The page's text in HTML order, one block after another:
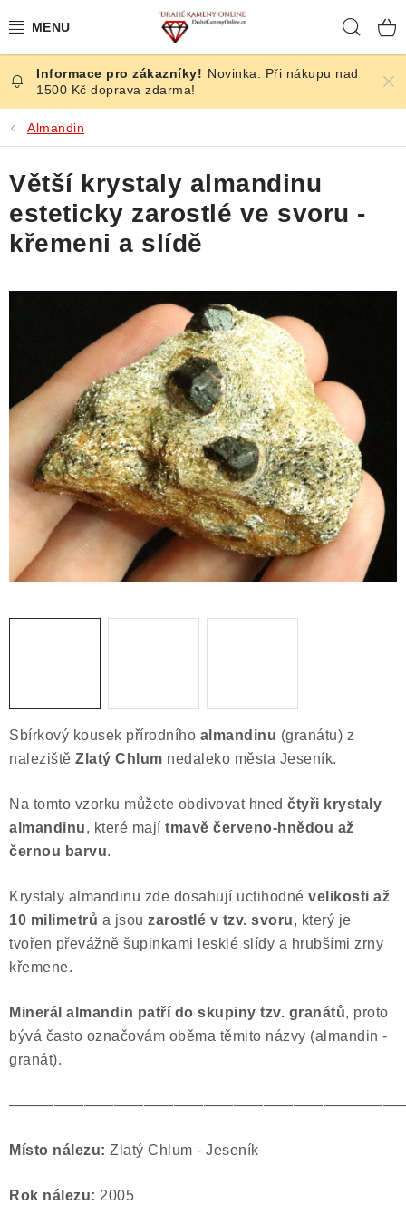
na
ČESKÉ KAMENY
ŠPERKY
KAMENY ZE SVĚTA
BROUŠENÉ
KRYSTALY
ČLÁNKY
NALEZIŠTĚ
NÁŠ PŘÍBĚH
VIDEOGALERIE
Výkup minerálů a drahých kamenů
Formulář pro odstoupení od smlouvy
Poučení o právu na odstoupení od smlouvy
Novinka. Při nákupu nad
1500 Kč doprava zdarma!
Almandin
Sbírkový kousek přírodního almandinu (granátu) z
naleziště Zlatý Chlum nedaleko města Jeseník.
Na tomto vzorku můžete obdivovat hned čtyři krystaly
almandinu, které mají tmavě červeno-hnědou až
černou barvu.
Krystaly almandinu zde dosahují uctihodné velikosti až
10 milimetrů a jsou zarostlé v tzv. svoru, který je
tvořen převážně šupinkami lesklé slídy a hrubšími zrny
křemene.
Minerál almandin patří do skupiny tzv. granátů, proto
bývá často označovám oběma těmito názvy (almandin -
granát).
Místo nálezu: Zlatý Chlum - Jeseník
Rok nálezu: 2005
Větší krystaly almandinu
esteticky zarostlé ve svoru -
křemeni a slídě